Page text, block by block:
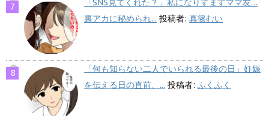
「SNS見てくれた？」私になりすますママ友…
裏アカに秘められ... 投稿者: 真篠むい
「何も知らない二人でいられる最後の日」妊娠
を伝える日の直前、... 投稿者: ふくふく